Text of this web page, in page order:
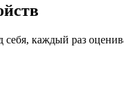
каждый раз